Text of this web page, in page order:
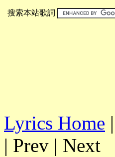
搜索本站歌詞
Lyrics Home |
| Prev | Next